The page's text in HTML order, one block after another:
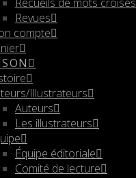
Revues
compte
Illustrateurs
Auteurs
Les illustrateurs
Équipe éditoriale
Comité de lecture